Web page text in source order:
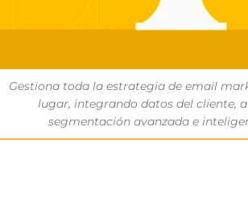
Gestiona toda la estrategia de email
lugar, integrando datos del cliente,
segmentación avanzada e